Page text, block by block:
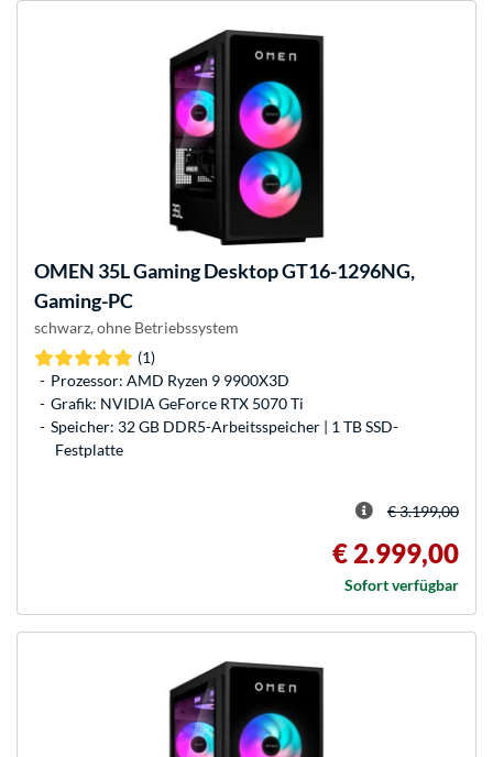
OMEN 35L Gaming Desktop GT16-1296NG,
Gaming-PC
schwarz, ohne Betriebssystem
(1)
Prozessor: AMD Ryzen 9 9900X3D
Grafik: NVIDIA GeForce RTX 5070 Ti
Speicher: 32 GB DDR5-Arbeitsspeicher | 1 TB SSD-
Festplatte
€ 3.199,00
€ 2.999,00
Sofort verfügbar